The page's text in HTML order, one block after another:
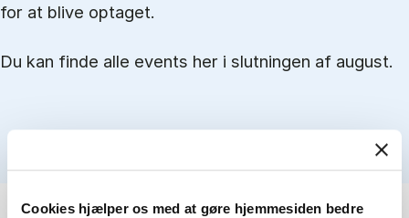
Cookies hjælper os med at gøre hjemmesiden bedre
for at blive optaget.
Du kan finde alle events her i slutningen af august.